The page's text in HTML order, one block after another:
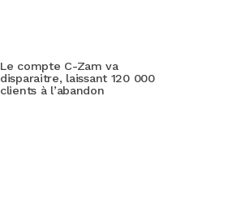
Le compte C-Zam va
disparaitre, laissant 120 000
clients à l’abandon